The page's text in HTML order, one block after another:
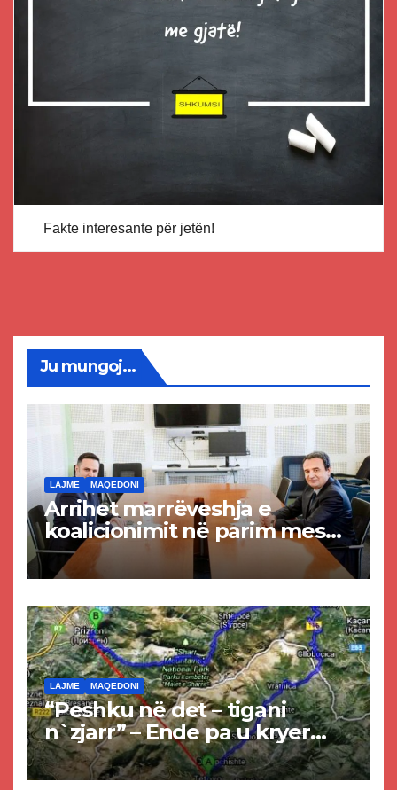
Fakte interesante për jetën!
Ju mungoj...
LAJME MAQEDONI
Arrihet marrëveshja e
koalicionimit në parim mes
Kurtit dhe Abdixhikut
LAJME MAQEDONI
“Peshku në det – tigani
n`zjarr” – Ende pa u kryer
projekti i tunelit, komuna e
Tetovës nis punimet për